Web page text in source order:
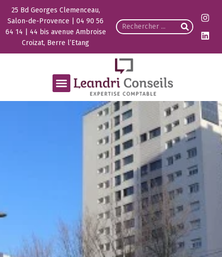
25 Bd Georges Clemenceau,
Salon-de-Provence | 04 90 56
64 14 | 44 bis avenue Ambroise
Croizat, Berre l’Etang